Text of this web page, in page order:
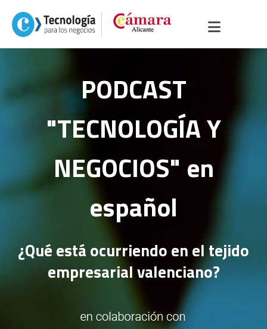
PODCAST
"TECNOLOGÍA Y
NEGOCIOS" en
español
¿Qué está ocurriendo en el tejido
empresarial valenciano?